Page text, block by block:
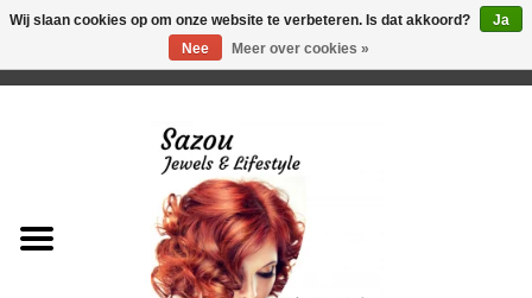
Just for Him
Wij slaan cookies op om onze website te verbeteren. Is dat akkoord?
Ja
Nee
Meer over cookies »